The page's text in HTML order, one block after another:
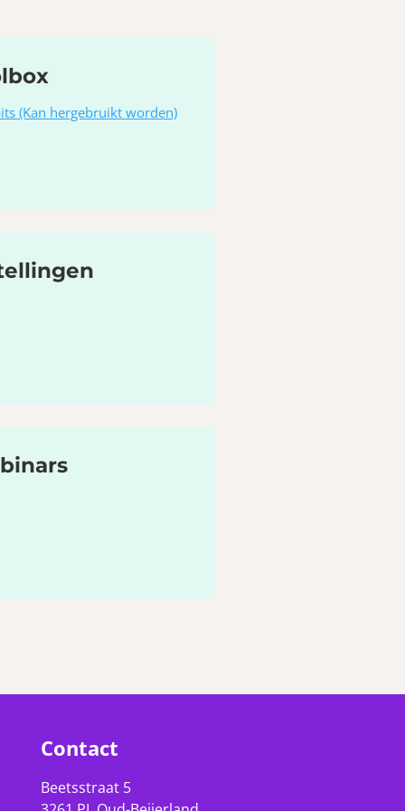
(Kan hergebruikt worden)
Contact
Beetsstraat 5